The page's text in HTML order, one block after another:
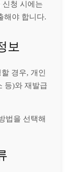
신청 시에는
해야 합니다.
보
경우, 개인
등)와 재발급
법을 선택해